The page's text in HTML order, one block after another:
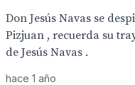
Don Jesús Navas se
Pizjuan , recuerda su
de Jesús Navas .
hace 1 año